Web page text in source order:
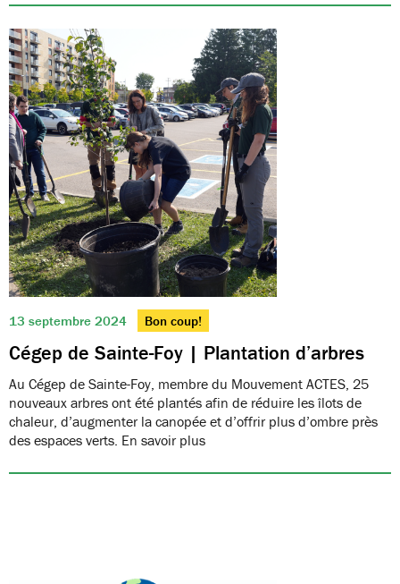
13 septembre 2024 Bon coup!
Cégep de Sainte-Foy | Plantation d’arbres
Au Cégep de Sainte-Foy, membre du Mouvement ACTES, 25
nouveaux arbres ont été plantés afin de réduire les îlots de
chaleur, d’augmenter la canopée et d’offrir plus d’ombre près
des espaces verts. En savoir plus